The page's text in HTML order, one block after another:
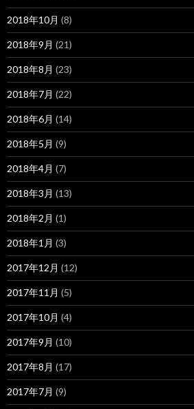
2018年10月 (8)
2018年9月 (21)
2018年8月 (23)
2018年7月 (22)
2018年6月 (14)
2018年5月 (9)
2018年4月 (7)
2018年3月 (13)
2018年2月 (1)
2018年1月 (3)
2017年12月 (12)
2017年11月 (5)
2017年10月 (4)
2017年9月 (10)
2017年8月 (17)
2017年7月 (9)